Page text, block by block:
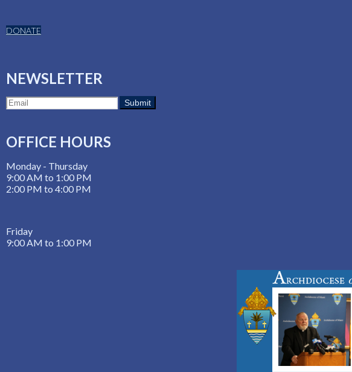
DONATE
NEWSLETTER
OFFICE HOURS
Monday - Thursday
9:00 AM to 1:00 PM
2:00 PM to 4:00 PM
Friday
9:00 AM to 1:00 PM